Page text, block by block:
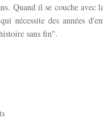
Quand il se couche avec
nécessite des années
sans fin".